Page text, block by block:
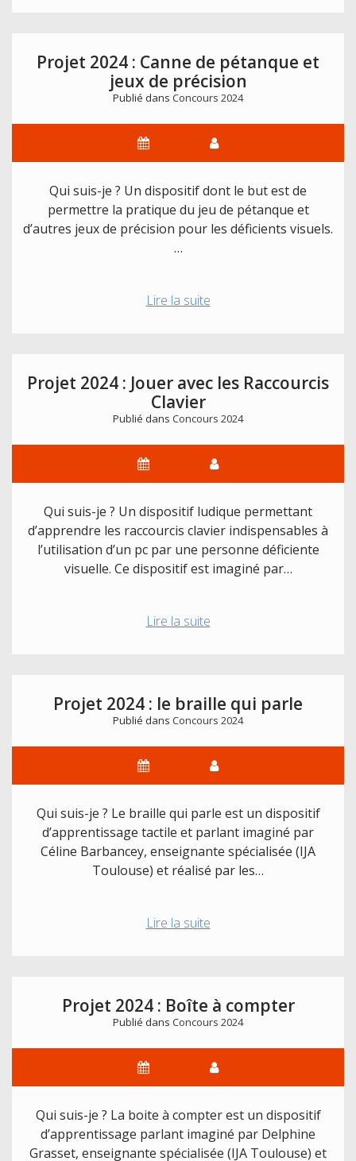
système
solaire
Projet 2024 : Canne de pétanque et
jeux de précision
Publié dans Concours 2024
Qui suis-je ? Un dispositif dont le but est de
permettre la pratique du jeu de pétanque et
d’autres jeux de précision pour les déficients visuels.
…
Lire la suiteProjet
de
pétanque
et
précision
Projet 2024 : Jouer avec les Raccourcis
Clavier
Publié dans Concours 2024
Qui suis-je ? Un dispositif ludique permettant
d’apprendre les raccourcis clavier indispensables à
l’utilisation d’un pc par une personne déficiente
visuelle. Ce dispositif est imaginé par…
Lire la suiteProjet
avec
les
Projet 2024 : le braille qui parle
Publié dans Concours 2024
Qui suis-je ? Le braille qui parle est un dispositif
d’apprentissage tactile et parlant imaginé par
Céline Barbancey, enseignante spécialisée (IJA
Toulouse) et réalisé par les…
Lire la suiteProjet
braille
qui
Projet 2024 : Boîte à compter
Publié dans Concours 2024
Qui suis-je ? La boite à compter est un dispositif
d’apprentissage parlant imaginé par Delphine
Grasset, enseignante spécialisée (IJA Toulouse) et